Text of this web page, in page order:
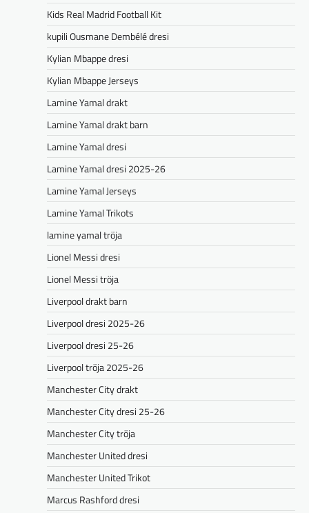
Kids Real Madrid Football Kit
kupili Ousmane Dembélé dresi
Kylian Mbappe dresi
Kylian Mbappe Jerseys
Lamine Yamal drakt
Lamine Yamal drakt barn
Lamine Yamal dresi
Lamine Yamal dresi 2025-26
Lamine Yamal Jerseys
Lamine Yamal Trikots
lamine yamal tröja
Lionel Messi dresi
Lionel Messi tröja
Liverpool drakt barn
Liverpool dresi 2025-26
Liverpool dresi 25-26
Liverpool tröja 2025-26
Manchester City drakt
Manchester City dresi 25-26
Manchester City tröja
Manchester United dresi
Manchester United Trikot
Marcus Rashford dresi